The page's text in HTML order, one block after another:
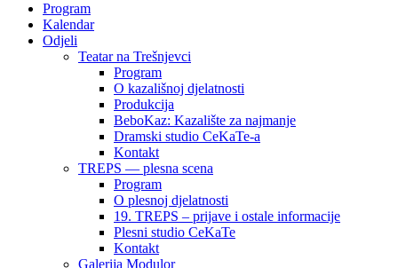
Program
Kalendar
Odjeli
Teatar na Trešnjevci
Program
O kazališnoj djelatnosti
Produkcija
BeboKaz: Kazalište za najmanje
Dramski studio CeKaTe-a
Kontakt
TREPS — plesna scena
Program
O plesnoj djelatnosti
19. TREPS – prijave i ostale informacije
Plesni studio CeKaTe
Kontakt
Galerija Modulor